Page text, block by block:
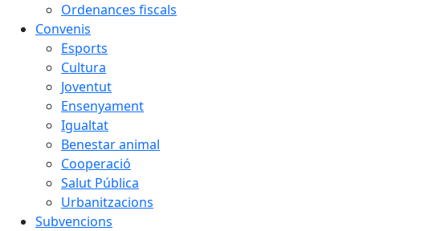
Ordenances fiscals
Convenis
Esports
Cultura
Joventut
Ensenyament
Igualtat
Benestar animal
Cooperació
Salut Pública
Urbanitzacions
Subvencions